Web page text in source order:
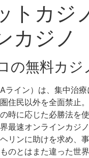
トカジ
カジノ
の無料カジ
ライン）は、集中治
住民以外を全面禁止
時に応じた必勝法を
最速オンラインカジ
リンに助けを求め、
のとはまた違った世